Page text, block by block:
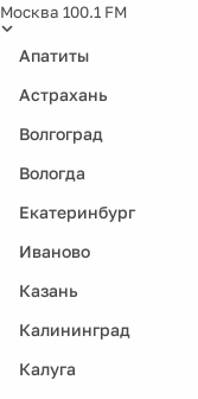
Москва 100.1 FM
Апатиты
Астрахань
Волгоград
Вологда
Екатеринбург
Иваново
Казань
Калининград
Калуга